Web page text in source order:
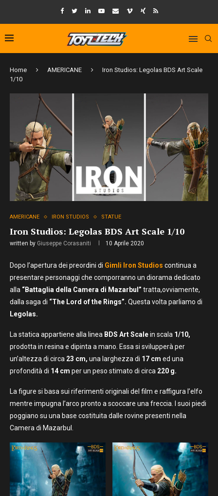
Home AMERICANE
Iron Studios: Legolas BDS Art Scale
1/10
AMERICANE IRON STUDIOS STATUE
Iron Studios: Legolas BDS Art Scale 1/10
written by Giuseppe Corasaniti 10 Aprile 2020
Dopo l’apertura dei preordini di Gimli Iron Studios continua a
presentare personaggi che comporranno un diorama dedicato
alla “Battaglia della Camera di Mazarbul” tratta,ovviamente,
dalla saga di “The Lord of the Rings”. Questa volta parliamo di
Legolas.
La statica appartiene alla linea BDS Art Scalein scala 1/10,
prodotta in resina e dipinta a mano. Essa si svilupperà per
un’altezza di circa 23 cm, una larghezza di 17 cm ed una
profondità di 14 cm per un peso stimato di circa 220 g.
La figure si basa sui riferimenti originali del film e raffigura l’elfo
mentre impugna l’arco pronto a scoccare una freccia. I suoi piedi
poggiano su una base costituita dalle rovine presenti nella
Camera di Mazarbul.